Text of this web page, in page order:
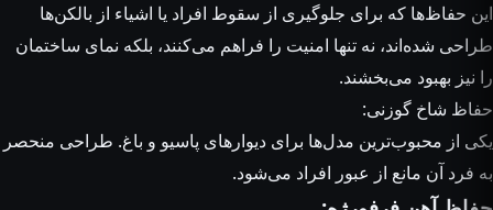
این حفاظ‌ها که برای جلوگیری از سقوط افراد یا اشیاء از بالکن‌ها
طراحی شده‌اند، نه تنها امنیت را فراهم می‌کنند، بلکه نمای ساختمان
را نیز بهبود می‌بخشند.
حفاظ شاخ گوزنی:
یکی از محبوب‌ترین مدل‌ها برای دیوارهای پاسیو و باغ. طراحی منحصر
به فرد آن مانع از عبور افراد می‌شود.